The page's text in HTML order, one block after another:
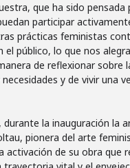
que ha sido pensada
participar
prácticas feministas
el público, lo que nos
de reflexionar sobre
y de vivir una
durante la inauguración la
pionera del arte
activación de su obra que